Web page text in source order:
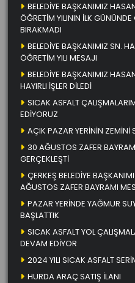
BELEDİYE BAŞKANIMIZ
ÖĞRETİM YILININ İLK GÜNÜNDE
BIRAKMADI
BELEDİYE BAŞKANIMIZ SN.
ÖĞRETİM YILI MESAJI
BELEDİYE BAŞKANIMIZ
HAYIRLI İŞLER DİLEDİ
SICAK ASFALT
EDİYORUZ
AÇIK PAZAR YERİNİN ZEMİNİ
30 AĞUSTOS ZAFER
GERÇEKLEŞTİ
ÇERKEŞ BELEDİYE
AĞUSTOS ZAFER BAYRAMI
PAZAR YERİNDE YAĞMUR
BAŞLATTIK
SICAK ASFALT YOL
DEVAM EDİYOR
2024 YILI SICAK ASFALT
HURDA ARAÇ SATIŞ İLANI